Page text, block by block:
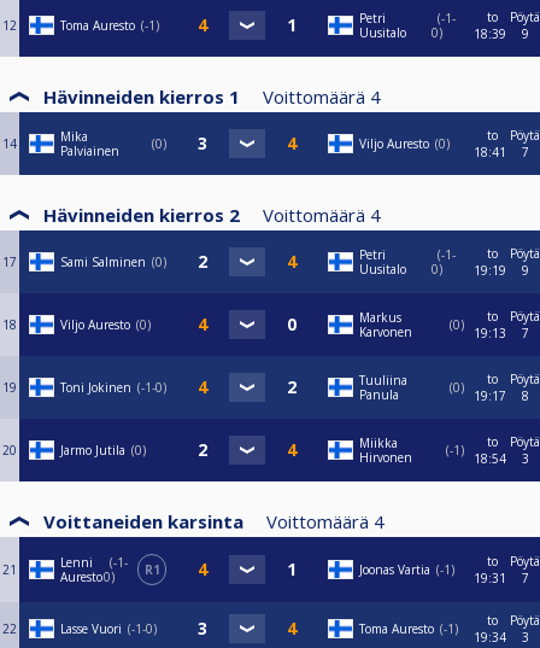
12 Toma Auresto -1
Petri
Uusitalo
-1-
0
to
18:39
Pöytä
9
Hävinneiden kierros 1 Voittomäärä 4
14
Mika
Palviainen
0 Viljo Auresto 0
to
18:41
Pöytä
7
Hävinneiden kierros 2 Voittomäärä 4
17 Sami Salminen 0
Petri
Uusitalo
-1-
0
to
19:19
Pöytä
9
18 Viljo Auresto 0
Markus
Karvonen
0
to
19:13
Pöytä
7
19 Toni Jokinen -1-0
Tuuliina
Panula
0
to
19:17
Pöytä
8
20 Jarmo Jutila 0
Miikka
Hirvonen
-1
to
18:54
Pöytä
3
Voittaneiden karsinta Voittomäärä 4
21
Lenni
Auresto
-1-
0
R1 Joonas Vartia -1
to
19:31
Pöytä
7
22 Lasse Vuori -1-0 Toma Auresto -1
to
19:34
Pöytä
3